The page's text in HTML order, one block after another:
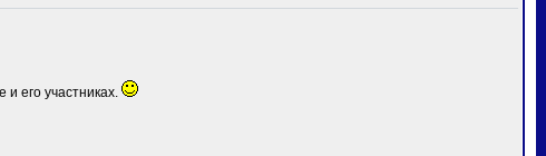
его участниках.